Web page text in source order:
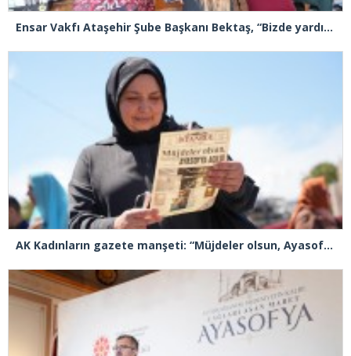
Ensar Vakfı Ataşehir Şube Başkanı Bektaş, “Bizde yardım kelimesi yok, bizde paylaşmak ve hediyeleşmek var”
AK Kadınların gazete manşeti: “Müjdeler olsun, Ayasofya açıldı”